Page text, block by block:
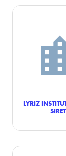
LYRIZ